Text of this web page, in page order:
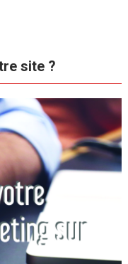
site ?